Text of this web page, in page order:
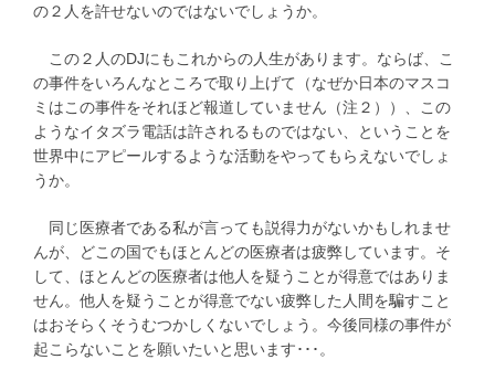
の２人を許せないのではないでしょうか。
この２人のDJにもこれからの人生があります。ならば、こ
の事件をいろんなところで取り上げて（なぜか日本のマスコ
ミはこの事件をそれほど報道していません（注２））、この
ようなイタズラ電話は許されるものではない、ということを
世界中にアピールするような活動をやってもらえないでしょ
うか。
同じ医療者である私が言っても説得力がないかもしれませ
んが、どこの国でもほとんどの医療者は疲弊しています。そ
して、ほとんどの医療者は他人を疑うことが得意ではありま
せん。他人を疑うことが得意でない疲弊した人間を騙すこと
はおそらくそうむつかしくないでしょう。今後同様の事件が
起こらないことを願いたいと思います･･･。